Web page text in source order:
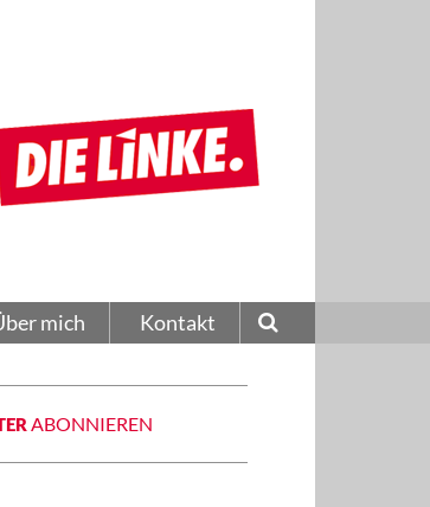
mich Kontakt
ABONNIEREN